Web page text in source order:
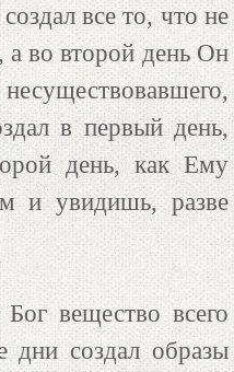
все то, что не
а во второй день Он
в первый день,
день, как Ему
и увидишь, разве
вещество всего
дни создал образы